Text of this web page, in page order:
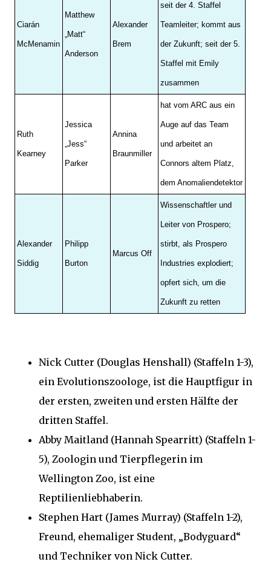
Ciarán
McMenamin
Matthew
„Matt“
Anderson
Alexander
Brem
seit der 4. Staffel
Teamleiter; kommt aus
der Zukunft; seit der 5.
Staffel mit Emily
zusammen
Ruth
Kearney
Jessica
„Jess“
Parker
Annina
Braunmiller
hat vom ARC aus ein
Auge auf das Team
und arbeitet an
Connors altem Platz,
dem Anomaliendetektor
Alexander
Siddig
Philipp
Burton
Marcus Off
Wissenschaftler und
Leiter von Prospero;
stirbt, als Prospero
Industries explodiert;
opfert sich, um die
Zukunft zu retten
Nick Cutter (Douglas Henshall) (Staffeln 1-3),
ein Evolutionszoologe, ist die Hauptfigur in
der ersten, zweiten und ersten Hälfte der
dritten Staffel.
Abby Maitland (Hannah Spearritt) (Staffeln 1-
5), Zoologin und Tierpflegerin im
Wellington Zoo, ist eine
Reptilienliebhaberin.
Stephen Hart (James Murray) (Staffeln 1-2),
Freund, ehemaliger Student, „Bodyguard“
und Techniker von Nick Cutter.